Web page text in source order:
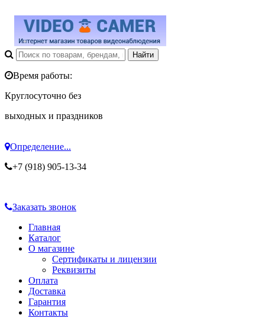
Время работы:
Круглосуточно без
выходных и праздников
Определение...
+7 (918) 905-13-34
Заказать звонок
Главная
Каталог
О магазине
Сертификаты и лицензии
Реквизиты
Оплата
Доставка
Гарантия
Контакты